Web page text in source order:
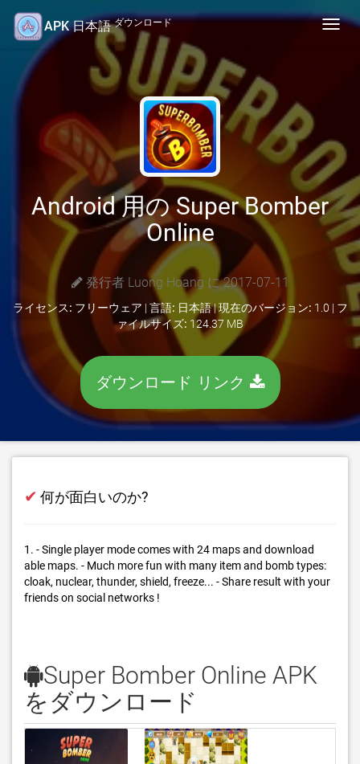
APK 日本語ダウンロード
Android 用の Super Bomber
Online
発行者 Luong Hoang に 2017-07-11
ライセンス: フリーウェア | 言語: 日本語 |現在のバージョン: 1.0 | フ
ァイルサイズ: 124.37 MB
ダウンロード リンク
✔ 何が面白いのか?
1. - Single player mode comes with 24 maps and download
able maps. - Much more fun with many item and bomb types:
cloak, nuclear, thunder, shield, freeze... - Share result with your
friends on social networks !
Super Bomber Online APK
をダウンロード